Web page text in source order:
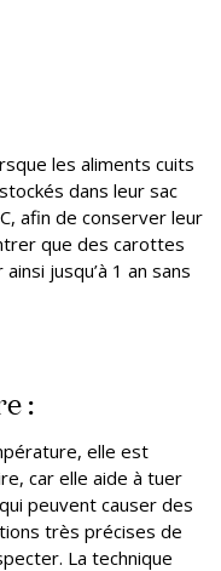
les aliments cuits
dans leur sac
afin de conserver leur
que des carottes
jusqu’à 1 an sans
:
elle est
car elle aide à tuer
peuvent causer des
très précises de
La technique